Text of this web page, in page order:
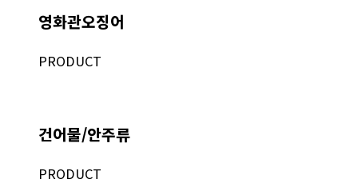
영화관오징어
PRODUCT
건어물/안주류
PRODUCT